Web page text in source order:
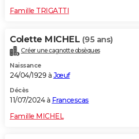
Famille TRIGATTI
Colette MICHEL (95 ans)
Créer une cagnotte obsèques
Naissance
24/04/1929 à Jœuf
Décès
11/07/2024 à Francescas
Famille MICHEL